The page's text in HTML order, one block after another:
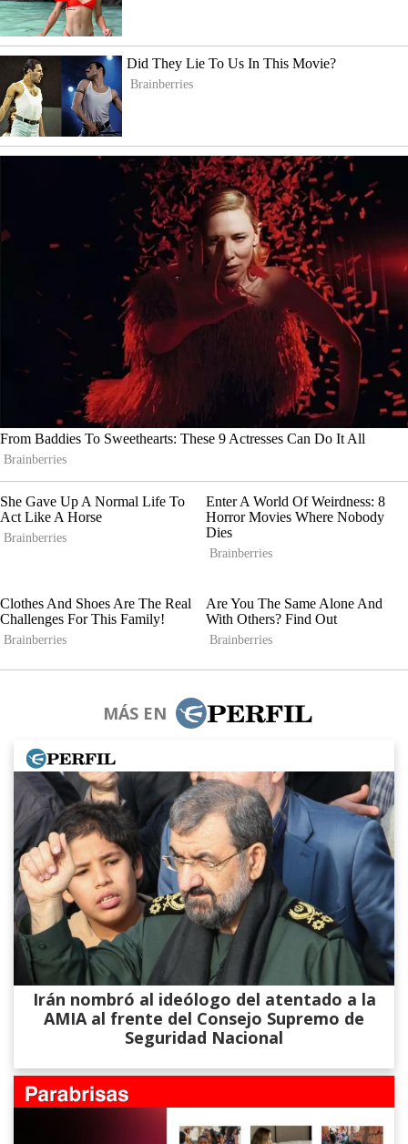
MÁS EN
Irán nombró al ideólogo del atentado a la
AMIA al frente del Consejo Supremo de
Seguridad Nacional